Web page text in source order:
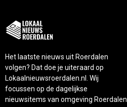
Het laatste nieuws uit Roerdalen
volgen? Dat doe je uiteraard op
Lokaalnieuwsroerdalen.nl. Wij
focussen op de dagelijkse
nieuwsitems van omgeving Roerdalen.